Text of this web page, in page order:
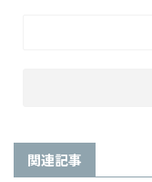
関連記事